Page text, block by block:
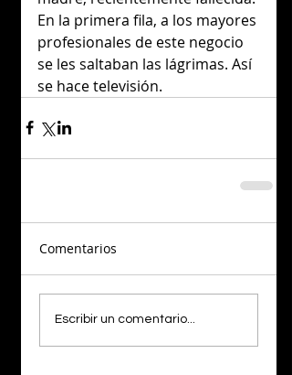
En la primera fila, a los mayores
profesionales de este negocio
se les saltaban las lágrimas. Así
se hace televisión.
Comentarios
Escribir un comentario...